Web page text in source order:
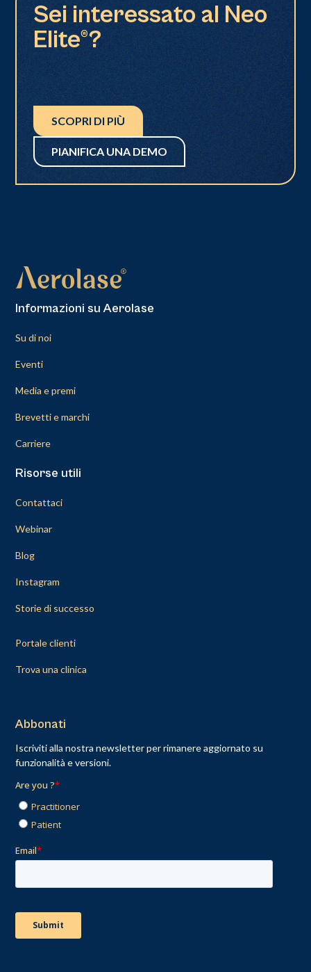
Sei interessato al Neo
Elite®?
SCOPRI DI PIÙ
PIANIFICA UNA DEMO
Informazioni su Aerolase
Su di noi
Eventi
Media e premi
Brevetti e marchi
Carriere
Risorse utili
Contattaci
Webinar
Blog
Instagram
Storie di successo
Portale clienti
Trova una clinica
Abbonati
Iscriviti alla nostra newsletter per rimanere aggiornato su
funzionalità e versioni.